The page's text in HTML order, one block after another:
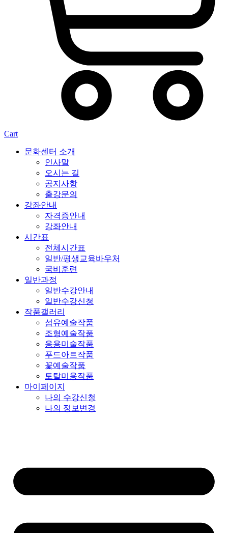
Cart
문화센터 소개
인사말
오시는 길
공지사항
출강문의
강좌안내
자격증안내
강좌안내
시간표
전체시간표
일반/평생교육바우처
국비훈련
일반과정
일반수강안내
일반수강신청
작품갤러리
섬유예술작품
조형예술작품
응용미술작품
푸드아트작품
꽃예술작품
토탈미용작품
마이페이지
나의 수강신청
나의 정보변경